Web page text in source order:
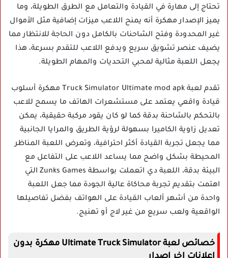
تحتاج إلى مهارة في القيادة والتعامل مع الطرق الطويلة، وما
يميز الإصدار مهكرة أنه يمنح اللاعب ميزات إضافية مثل الأموال
غير المحدودة وفتح الشاحنات بالكامل دون الحاجة للانتظار مما
يضيف عنصر تشويق سريع ويدفع اللاعب للتقدم بسرعة، هذا
يجعل اللعبة مثالية لمحبي التحديات والمهام الطويلة.
تقدم لعبة Truck Simulator Ultimate mod apk مهكرة أسلوب
قيادة واقعي يعتمد على مستشعرات الهاتف ما يسمح للاعب
بالتحكم بالشاحنة بدقة كما لو كان يقود مركبة حقيقية، يمكن
تعديل زاوية الكاميرا بسهولة لرؤية الطريق والمرايا الجانبية
مما يجعل تجربة القيادة أكثر احترافية، وتعرض اللعبة المناظر
المحيطة بشكل واضح مما يساعد اللاعب على التفاعل مع
البيئة بدقة، اللعبة دي اتعملت بواسطة Zunks Games التي
اهتمت بتقديم تجربة محاكاة عالية الجودة مما جعل اللعبة
واحدة من أشهر ألعاب القيادة على الهواتف بفضل تفاصيلها
الواقعية ولعب سريع من غير لاج أو تهنيج.
خصائص لعبة Ultimate Truck Simulator مهكرة بدون